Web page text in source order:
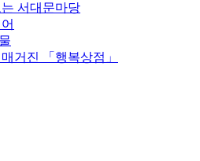
서대문마당
거진 「행복상점」